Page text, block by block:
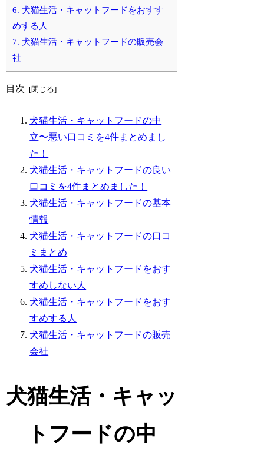
6. 犬猫生活・キャットフードをおすす
めする人
7. 犬猫生活・キャットフードの販売会
社
目次
犬猫生活・キャットフードの中
立〜悪い口コミを4件まとめまし
た！
犬猫生活・キャットフードの良い
口コミを4件まとめました！
犬猫生活・キャットフードの基本
情報
犬猫生活・キャットフードの口コ
ミまとめ
犬猫生活・キャットフードをおす
すめしない人
犬猫生活・キャットフードをおす
すめする人
犬猫生活・キャットフードの販売
会社
犬猫生活・キャッ
トフードの中